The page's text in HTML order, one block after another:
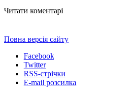
Читати коментарі
Повна версія сайту
Facebook
Twitter
RSS-стрічки
E-mail розсилка